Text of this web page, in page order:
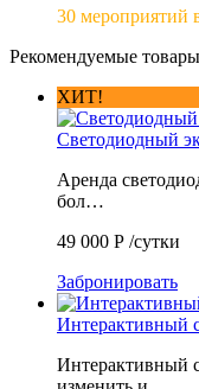
30 мероприятий
Рекомендуемые товары
ХИТ!
Светодиодный
Аренда
бол…
49 000 Р /сутки
Забронировать
Интерактивный
Интерактивный